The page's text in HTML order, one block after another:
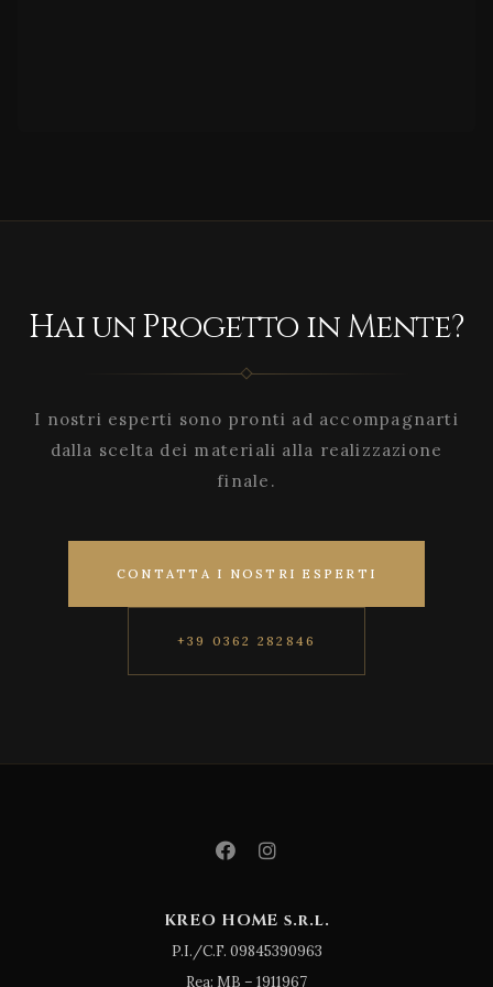
Hai un Progetto in Mente?
I nostri esperti sono pronti ad accompagnarti
dalla scelta dei materiali alla realizzazione
finale.
CONTATTA I NOSTRI ESPERTI
+39 0362 282846
KREO HOME s.r.l.
P.I./C.F. 09845390963
Rea: MB – 1911967